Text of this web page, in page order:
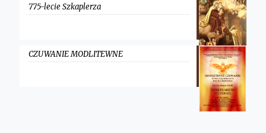
775-lecie Szkaplerza
CZUWANIE MODLITEWNE